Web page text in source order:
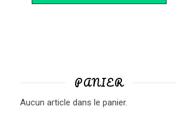
PANIER
Aucun article dans le panier.